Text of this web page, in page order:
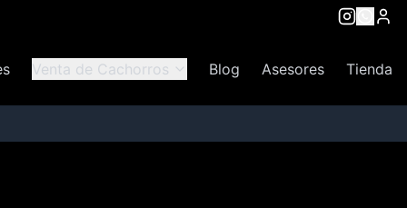
Venta de Cachorros Blog Asesores Tienda